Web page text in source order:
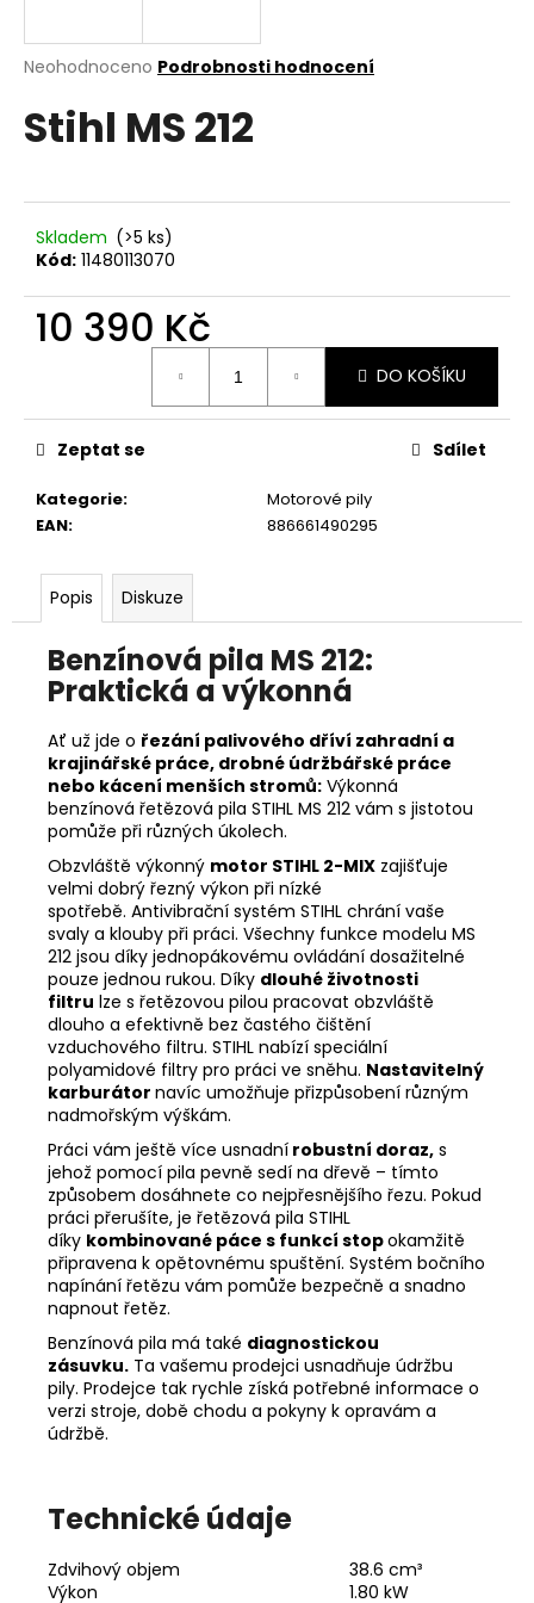
Průměrné
produktu
je
5
hvězdiček.
Neohodnoceno Podrobnosti hodnocení
Stihl MS 212
Skladem (>5 ks)
Kód: 11480113070
10 390 Kč
DO KOŠÍKU
Kategorie:
Motorové pily
EAN: 886661490295
Zeptat se Sdílet
Popis Diskuze
Benzínová pila MS 212:
Praktická a výkonná
Ať už jde o řezání palivového dříví zahradní a
krajinářské práce, drobné údržbářské práce
nebo kácení menších stromů: Výkonná
benzínová řetězová pila STIHL MS 212 vám s jistotou
pomůže při různých úkolech.
Obzvláště výkonný motor STIHL 2-MIX zajišťuje
velmi dobrý řezný výkon při nízké
spotřebě. Antivibrační systém STIHL chrání vaše
svaly a klouby při práci. Všechny funkce modelu MS
212 jsou díky jednopákovému ovládání dosažitelné
pouze jednou rukou. Díky dlouhé životnosti
filtru lze s řetězovou pilou pracovat obzvláště
dlouho a efektivně bez častého čištění
vzduchového filtru. STIHL nabízí speciální
polyamidové filtry pro práci ve sněhu. Nastavitelný
karburátor navíc umožňuje přizpůsobení různým
nadmořským výškám.
Práci vám ještě více usnadní robustní doraz, s
jehož pomocí pila pevně sedí na dřevě – tímto
způsobem dosáhnete co nejpřesnějšího řezu. Pokud
práci přerušíte, je řetězová pila STIHL
díky kombinované páce s funkcí stopokamžitě
připravena k opětovnému spuštění. Systém bočního
napínání řetězu vám pomůže bezpečně a snadno
napnout řetěz.
Benzínová pila má také diagnostickou
zásuvku. Ta vašemu prodejci usnadňuje údržbu
pily. Prodejce tak rychle získá potřebné informace o
verzi stroje, době chodu a pokyny k opravám a
údržbě.
Technické údaje
Zdvihový objem
38.6 cm³
Výkon
1.80 kW
j
t
?
o
u
č
e
HUSQVARNA
AUTOMOWER
430V
NERA
104
990
Kč